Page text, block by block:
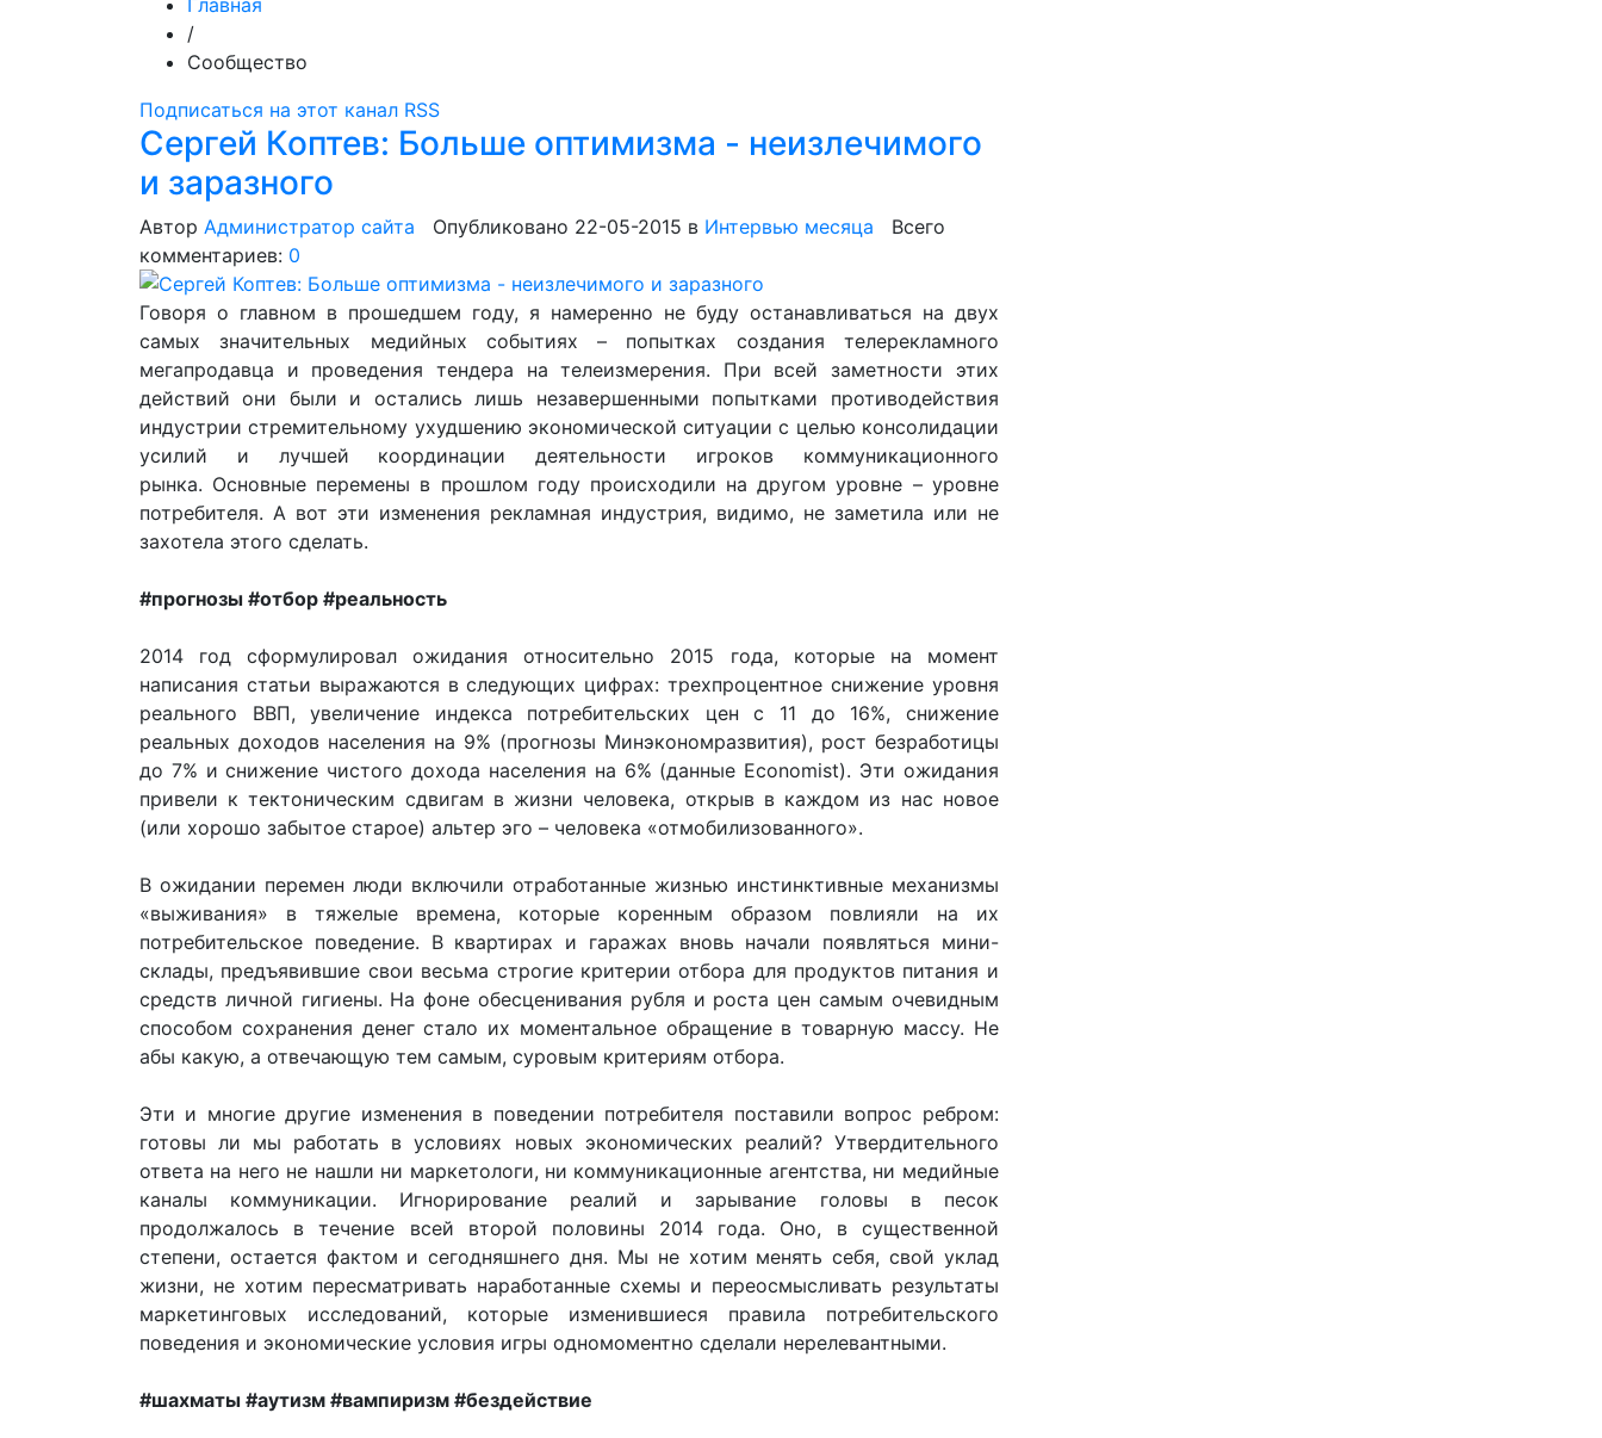
Главная
/
Сообщество
Подписаться на этот канал RSS
Сергей Коптев: Больше оптимизма - неизлечимого
и заразного
Автор Администратор сайта Опубликовано 22-05-2015 в Интервью месяца Всего
комментариев: 0
Говоря о главном в прошедшем году, я намеренно не буду останавливаться на двух
самых значительных медийных событиях – попытках создания телерекламного
мегапродавца и проведения тендера на телеизмерения. При всей заметности этих
действий они были и остались лишь незавершенными попытками противодействия
индустрии стремительному ухудшению экономической ситуации с целью консолидации
усилий и лучшей координации деятельности игроков коммуникационного
рынка. Основные перемены в прошлом году происходили на другом уровне – уровне
потребителя. А вот эти изменения рекламная индустрия, видимо, не заметила или не
захотела этого сделать.
#прогнозы #отбор #реальность
2014 год сформулировал ожидания относительно 2015 года, которые на момент
написания статьи выражаются в следующих цифрах: трехпроцентное снижение уровня
реального ВВП, увеличение индекса потребительских цен с 11 до 16%, снижение
реальных доходов населения на 9% (прогнозы Минэкономразвития), рост безработицы
до 7% и снижение чистого дохода населения на 6% (данные Economist). Эти ожидания
привели к тектоническим сдвигам в жизни человека, открыв в каждом из нас новое
(или хорошо забытое старое) альтер эго – человека «отмобилизованного».
В ожидании перемен люди включили отработанные жизнью инстинктивные механизмы
«выживания» в тяжелые времена, которые коренным образом повлияли на их
потребительское поведение. В квартирах и гаражах вновь начали появляться мини-
склады, предъявившие свои весьма строгие критерии отбора для продуктов питания и
средств личной гигиены. На фоне обесценивания рубля и роста цен самым очевидным
способом сохранения денег стало их моментальное обращение в товарную массу. Не
абы какую, а отвечающую тем самым, суровым критериям отбора.
Эти и многие другие изменения в поведении потребителя поставили вопрос ребром:
готовы ли мы работать в условиях новых экономических реалий? Утвердительного
ответа на него не нашли ни маркетологи, ни коммуникационные агентства, ни медийные
каналы коммуникации. Игнорирование реалий и зарывание головы в песок
продолжалось в течение всей второй половины 2014 года. Оно, в существенной
степени, остается фактом и сегодняшнего дня. Мы не хотим менять себя, свой уклад
жизни, не хотим пересматривать наработанные схемы и переосмысливать результаты
маркетинговых исследований, которые изменившиеся правила потребительского
поведения и экономические условия игры одномоментно сделали нерелевантными.
#шахматы #аутизм #вампиризм #бездействие